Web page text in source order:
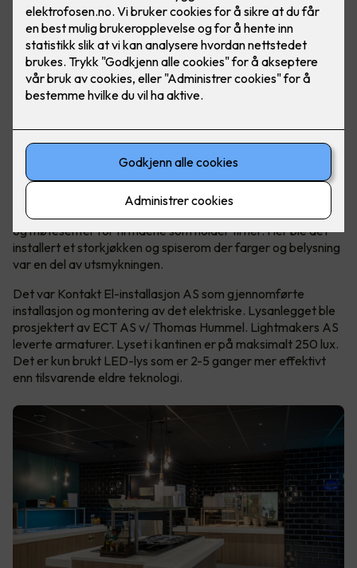
Felles kantine og møtesenter
Kantinen i Malmskriverveien 18 i Sandvika er en felles kantine
og møtesenter for firmaene som holder til her. Her ble det
installert et storkjøkken og spiserom der farger og belysning
var en del av utsmykningen.
Det var Kontakt El-installasjon AS som gjennomførte
installasjon og montering av det elektriske. Lysanlegget ble
prosjektert av ECT AS v/ Thomas Hummel. Lightmakers AS
leverte armaturer. Lyset i kantinen er på maksimalt 250 lux.
Det er kun brukt LED-lys som er 2-5 ganger mer effektivt
enn tilsvarende eldre teknologi.